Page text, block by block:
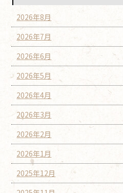
2026年8月
2026年7月
2026年6月
2026年5月
2026年4月
2026年3月
2026年2月
2026年1月
2025年12月